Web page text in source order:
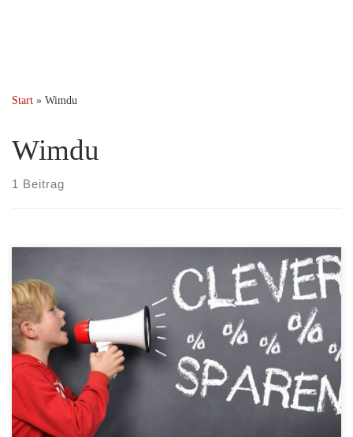
Start » Wimdu
Wimdu
1 Beitrag
In Zusammenarbeit mit Wimdu.de verschenken wir individuelle 20
Euro Gutscheincodes für das gesamte Angebot auf Wimdu.de. Die
Gutscheine sind zeitlich unbegrenzt auf alle angebotenen
Unterkünfte ab 40 Euro Buchungswert einlösbar. Wenn Sie einen
Gutscheincode erhalten wollen, schicken Sie uns bitte eine Email
mit dem Kennwort: „Wimdu Gutschein“ an „info(at)amexio.de“
oder […]